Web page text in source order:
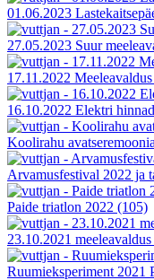
01.06.2023
27.05.2023 Suur
17.11.2022
16.10.2022 Elektri
Koolirahu
Arvamusfestival 2022 ja
Paide triatlon 2022 (105)
23.10.2021 meeleavaldus
Ruumieksperiment 2021